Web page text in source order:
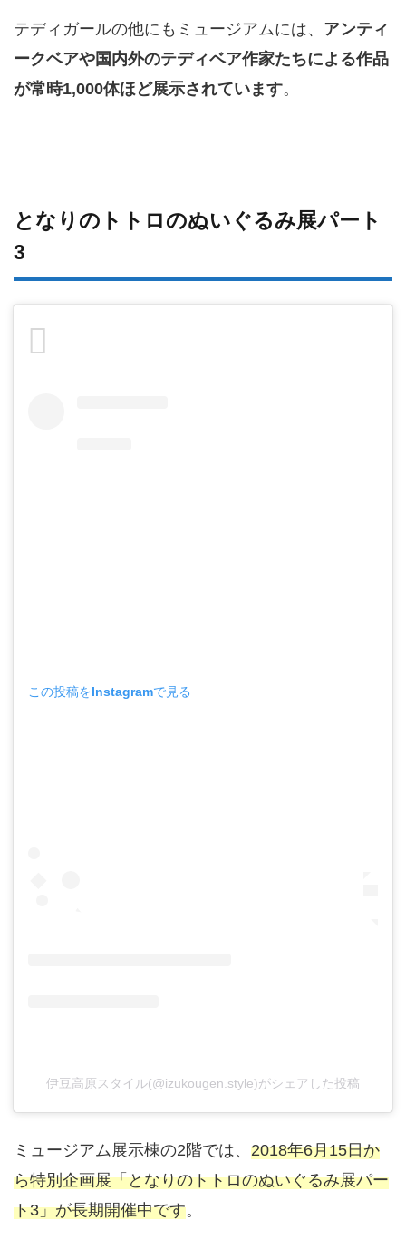
テディガールの他にもミュージアムには、 アンティ
ークベアや国内外のテディベア作家たちによる作品
が常時1,000体ほど展示されています。
となりのトトロのぬいぐるみ展パート
3
この投稿をInstagramで見る
伊豆高原スタイル(@izukougen.style)がシェアした投稿
ミュージアム展示棟の2階では、 2018年6月15日か
ら特別企画展「となりのトトロのぬいぐるみ展パー
ト3」が長期開催中です。